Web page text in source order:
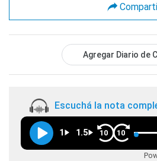
Agregar Diario de
Escuchá la nota
1 1.5 10 10